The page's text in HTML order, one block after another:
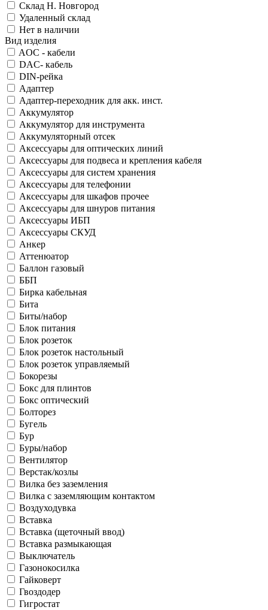
Склад Н. Новгород
Удаленный склад
Нет в наличии
Вид изделия
AOC - кабели
DAC- кабель
DIN-рейка
Адаптер
Адаптер-переходник для акк. инст.
Аккумулятор
Аккумулятор для инструмента
Аккумуляторный отсек
Аксессуары для оптических линий
Аксессуары для подвеса и крепления кабеля
Аксессуары для систем хранения
Аксессуары для телефонии
Аксессуары для шкафов прочее
Аксессуары для шнуров питания
Аксессуары ИБП
Аксессуары СКУД
Анкер
Аттенюатор
Баллон газовый
ББП
Бирка кабельная
Бита
Биты/набор
Блок питания
Блок розеток
Блок розеток настольный
Блок розеток управляемый
Бокорезы
Бокс для плинтов
Бокс оптический
Болторез
Бугель
Бур
Буры/набор
Вентилятор
Верстак/козлы
Вилка без заземления
Вилка с заземляющим контактом
Воздуходувка
Вставка
Вставка (щеточный ввод)
Вставка размыкающая
Выключатель
Газонокосилка
Гайковерт
Гвоздодер
Гигростат